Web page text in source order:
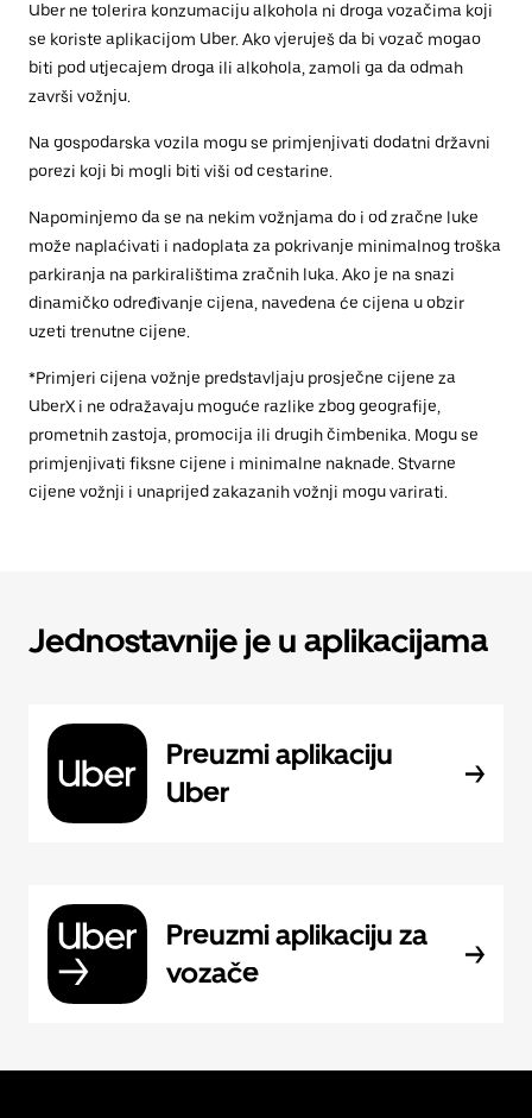
Uber ne tolerira konzumaciju alkohola ni droga vozačima koji
se koriste aplikacijom Uber. Ako vjeruješ da bi vozač mogao
biti pod utjecajem droga ili alkohola, zamoli ga da odmah
završi vožnju.
Na gospodarska vozila mogu se primjenjivati dodatni državni
porezi koji bi mogli biti viši od cestarine.
Napominjemo da se na nekim vožnjama do i od zračne luke
može naplaćivati i nadoplata za pokrivanje minimalnog troška
parkiranja na parkiralištima zračnih luka. Ako je na snazi
dinamičko određivanje cijena, navedena će cijena u obzir
uzeti trenutne cijene.
*Primjeri cijena vožnje predstavljaju prosječne cijene za
UberX i ne odražavaju moguće razlike zbog geografije,
prometnih zastoja, promocija ili drugih čimbenika. Mogu se
primjenjivati fiksne cijene i minimalne naknade. Stvarne
cijene vožnji i unaprijed zakazanih vožnji mogu varirati.
Jednostavnije je u aplikacijama
Preuzmi aplikaciju
Uber
Preuzmi aplikaciju za
vozače